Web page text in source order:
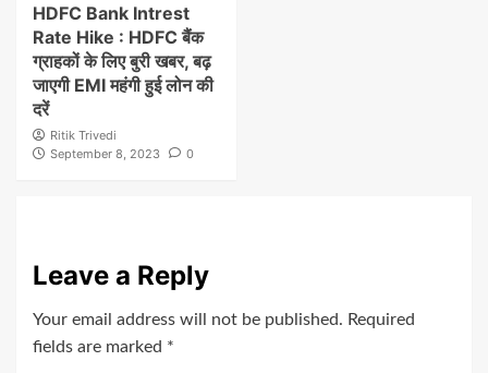
HDFC Bank Intrest
Rate Hike : HDFC बैंक
ग्राहकों के लिए बुरी खबर, बढ़
जाएगी EMI महंगी हुई लोन की
दरें
Ritik Trivedi
September 8, 2023
0
Leave a Reply
Your email address will not be published. Required
fields are marked *